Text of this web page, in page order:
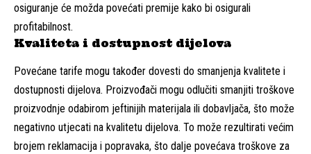
osiguranje će možda povećati premije kako bi osigurali
profitabilnost.
Kvaliteta i dostupnost dijelova
Povećane tarife mogu također dovesti do smanjenja kvalitete i
dostupnosti dijelova. Proizvođači mogu odlučiti smanjiti troškove
proizvodnje odabirom jeftinijih materijala ili dobavljača, što može
negativno utjecati na kvalitetu dijelova. To može rezultirati većim
brojem reklamacija i popravaka, što dalje povećava troškove za